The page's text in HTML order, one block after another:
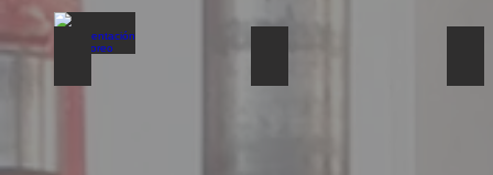
Instrumentación y Monitoreo